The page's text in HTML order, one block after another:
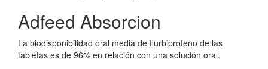
Adfeed Absorcion
La biodisponibilidad oral media de flurbiprofeno de las
tabletas es de 96% en relación con una solución oral.